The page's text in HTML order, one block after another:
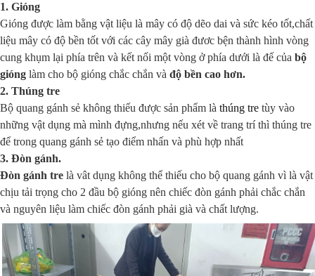
1. Gióng
Gióng được làm bằng vật liệu là mây có độ dẽo dai và sức kéo tốt,chất
liệu mây có độ bền tốt với các cây mây già đươc bện thành hình vòng
cung khụm lại phía trên và kết nối một vòng ở phía dưới là đế của bộ
gióng làm cho bộ gióng chắc chắn và độ bền cao hơn.
2. Thúng tre
Bộ quang gánh sẻ không thiếu được sản phẩm là thúng tre tùy vào
những vật dụng mà mình đựng,nhưng nếu xét về trang trí thì thúng tre
để trong quang gánh sẻ tạo điểm nhấn và phù hợp nhất
3. Đòn gánh.
Đòn gánh tre là vât dụng không thể thiếu cho bộ quang gánh vì là vật
chịu tải trọng cho 2 đầu bộ gióng nên chiếc đòn gánh phải chắc chắn
và nguyên liệu làm chiếc đòn gánh phải già và chất lượng.